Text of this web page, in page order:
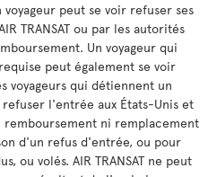
peut se voir refuser ses
TRANSAT ou par les autorités
Un voyageur qui
peut également se voir
voyageurs qui détiennent un
l'entrée aux États-Unis et
remboursement ni remplacement
d'un refus d'entrée, ou pour
ou volés. AIR TRANSAT ne peut